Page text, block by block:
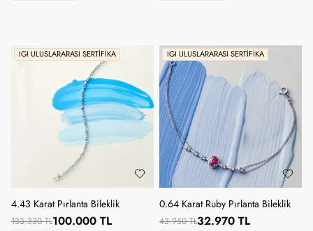
IGI ULUSLARARASI SERTIFIKA
4.43 Karat Pırlanta Bileklik
133.330 TL100.000 TL
IGI ULUSLARARASI SERTIFIKA
0.64 Karat Ruby Pırlanta Bileklik
43.950 TL32.970 TL